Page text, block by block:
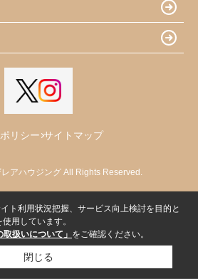
リシー サイトマップ
アハウジング All Rights Reserved.
ト利用状況把握、サービス向上検討を目的と
用しています。
取扱いについて」 をご確認ください。
閉じる